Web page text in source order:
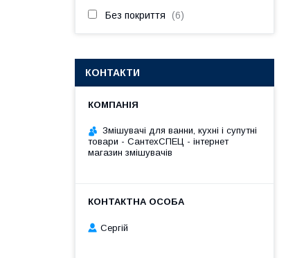
Без покриття 6
КОНТАКТИ
Змішувачі для ванни, кухні і супутні
товари - СантехСПЕЦ - інтернет
магазин змішувачів
Сергій